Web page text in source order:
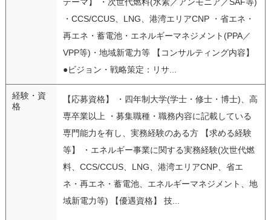
・CCS/CCUS、LNG、港湾エリアCNP ・省エネ・
再エネ・蓄電池・エネルギーマネジメント(PPA／
VPP等)・地域新電力等 【コンサルティング内容】
●ビジョン・戦略策定：リサ...
経験・資
格
【応募資格】 ・四年制大学(学士・修士・博士)、高
専卒業以上 ・募集職種・職務内容に記載している
専門能力を有し、実務経験のある方 【求める経験
等】 ・エネルギー事業に関する実務経験(次世代燃
料、CCS/CCUS、LNG、港湾エリアCNP、省エ
ネ・再エネ・蓄電池、エネルギーマネジメント、地
域新電力等) 【優遇資格】 技...